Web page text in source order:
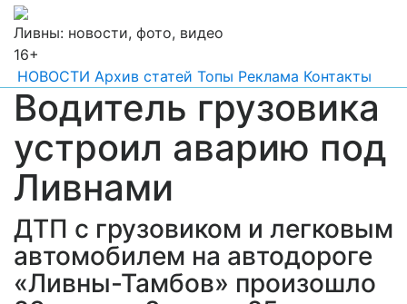
Ливны: новости, фото, видео
16+
НОВОСТИ Архив статей Топы Реклама Контакты
Водитель грузовика
устроил аварию под
Ливнами
ДТП с грузовиком и легковым
автомобилем на автодороге
«Ливны-Тамбов» произошло